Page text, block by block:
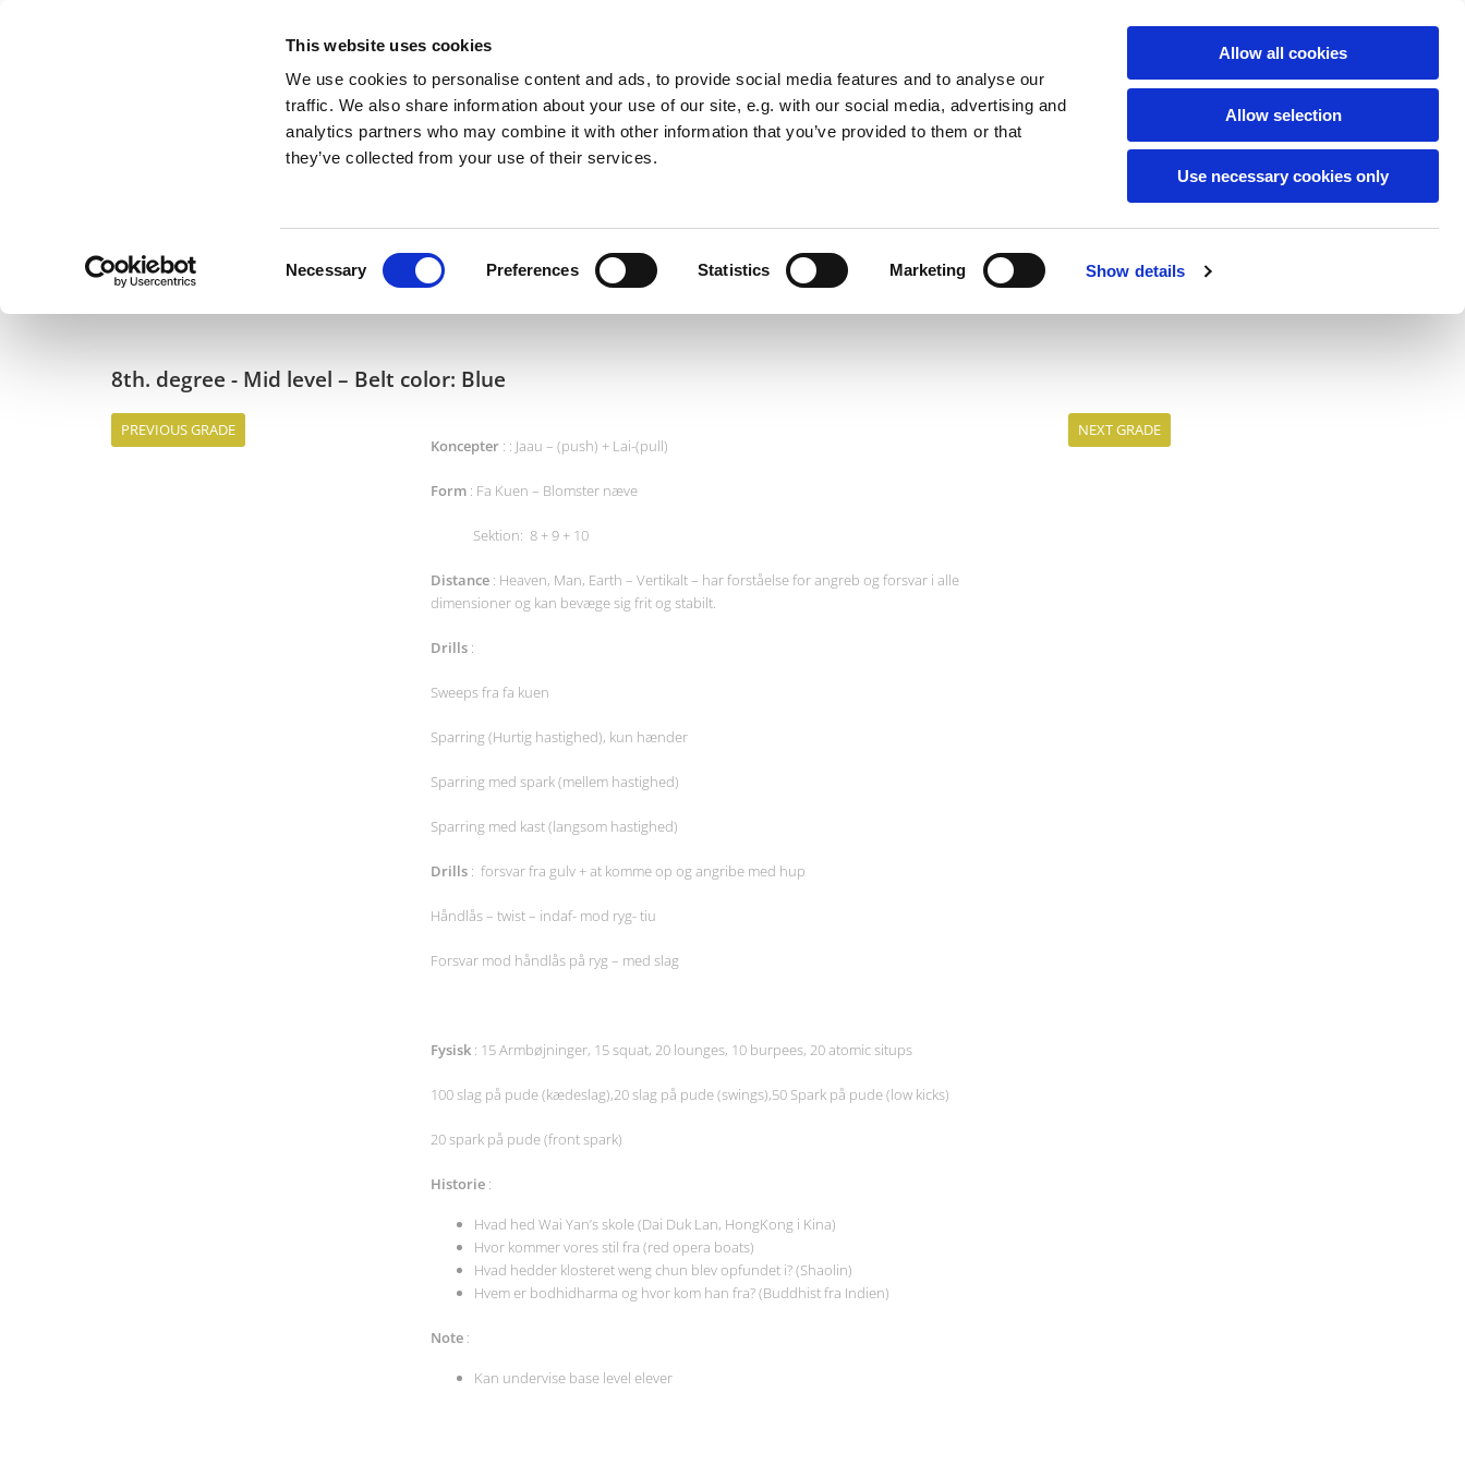
This website uses cookies
We use cookies to personalise content and ads, to provide social media features and to analyse our
traffic. We also share information about your use of our site, e.g. with our social media, advertising and
analytics partners who may combine it with other information that you’ve provided to them or that
they’ve collected from your use of their services.
Necessary Preferences Statistics Marketing Show details
Allow all cookies
Allow selection
Use necessary cookies only
Vesterbro Kung Fu
Self Defence & Martial Arts for Everyone
Vesterbrogade 29b.42805557
8th. degree - Mid level – Belt color: Blue
PREVIOUS GRADE
Koncepter : : Jaau – (push) + Lai-(pull)
Form : Fa Kuen – Blomster næve
Sektion: 8 + 9 + 10
Distance : Heaven, Man, Earth – Vertikalt – har forståelse for angreb og forsvar i alle
dimensioner og kan bevæge sig frit og stabilt.
Drills :
Sweeps fra fa kuen
Sparring (Hurtig hastighed), kun hænder
Sparring med spark (mellem hastighed)
Sparring med kast (langsom hastighed)
Drills : forsvar fra gulv + at komme op og angribe med hup
Håndlås – twist – indaf- mod ryg- tiu
Forsvar mod håndlås på ryg – med slag
Fysisk : 15 Armbøjninger, 15 squat, 20 lounges, 10 burpees, 20 atomic situps
100 slag på pude (kædeslag),20 slag på pude (swings),50 Spark på pude (low kicks)
20 spark på pude (front spark)
Historie :
Hvad hed Wai Yan’s skole (Dai Duk Lan, HongKong i Kina)
Hvor kommer vores stil fra (red opera boats)
Hvad hedder klosteret weng chun blev opfundet i? (Shaolin)
Hvem er bodhidharma og hvor kom han fra? (Buddhist fra Indien)
Note :
Kan undervise base level elever
NEXT GRADE